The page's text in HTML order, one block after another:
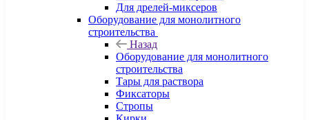
Для дрелей-миксеров
Оборудование для монолитного
строительства
Назад
Оборудование для монолитного
строительства
Тары для раствора
Фиксаторы
Стропы